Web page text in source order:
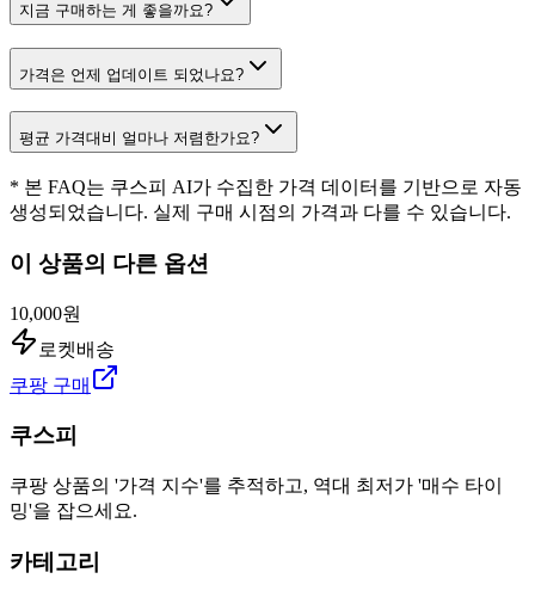
지금 구매하는 게 좋을까요?
가격은 언제 업데이트 되었나요?
평균 가격대비 얼마나 저렴한가요?
* 본 FAQ는 쿠스피 AI가 수집한 가격 데이터를 기반으로 자동
생성되었습니다. 실제 구매 시점의 가격과 다를 수 있습니다.
이 상품의 다른 옵션
10,000원
로켓배송
쿠팡 구매
쿠스피
쿠팡 상품의 '가격 지수'를 추적하고, 역대 최저가 '매수 타이
밍'을 잡으세요.
카테고리